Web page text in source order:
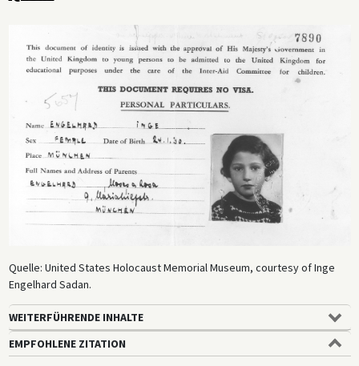
Quelle: United States Holocaust Memorial Museum, courtesy of Inge
Engelhard Sadan.
WEITERFÜHRENDE INHALTE
EMPFOHLENE ZITATION